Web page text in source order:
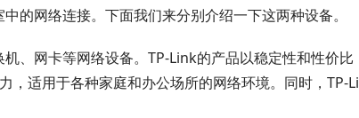
的网络连接。下面我们来分别介绍一下这两种设备。
、网卡等网络设备。TP-Link的产品以稳定性和性价比
，适用于各种家庭和办公场所的网络环境。同时，TP-Li